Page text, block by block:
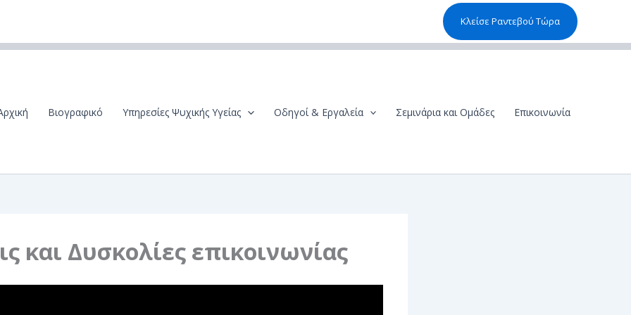
Κλείσε Ραντεβού Τώρα
Βιογραφικό Υπηρεσίες Ψυχικής Υγείας Οδηγοί & Εργαλεία Σεμινάρια και Ομάδες Επικοινωνία
και Δυσκολίες επικοινωνίας